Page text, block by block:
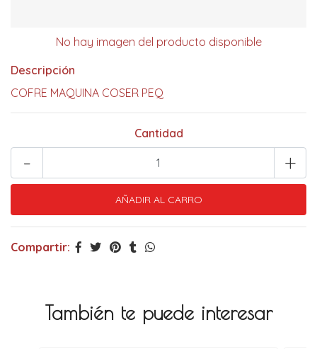
No hay imagen del producto disponible
Descripción
COFRE MAQUINA COSER PEQ
Cantidad
+
-
Compartir:
También te puede interesar